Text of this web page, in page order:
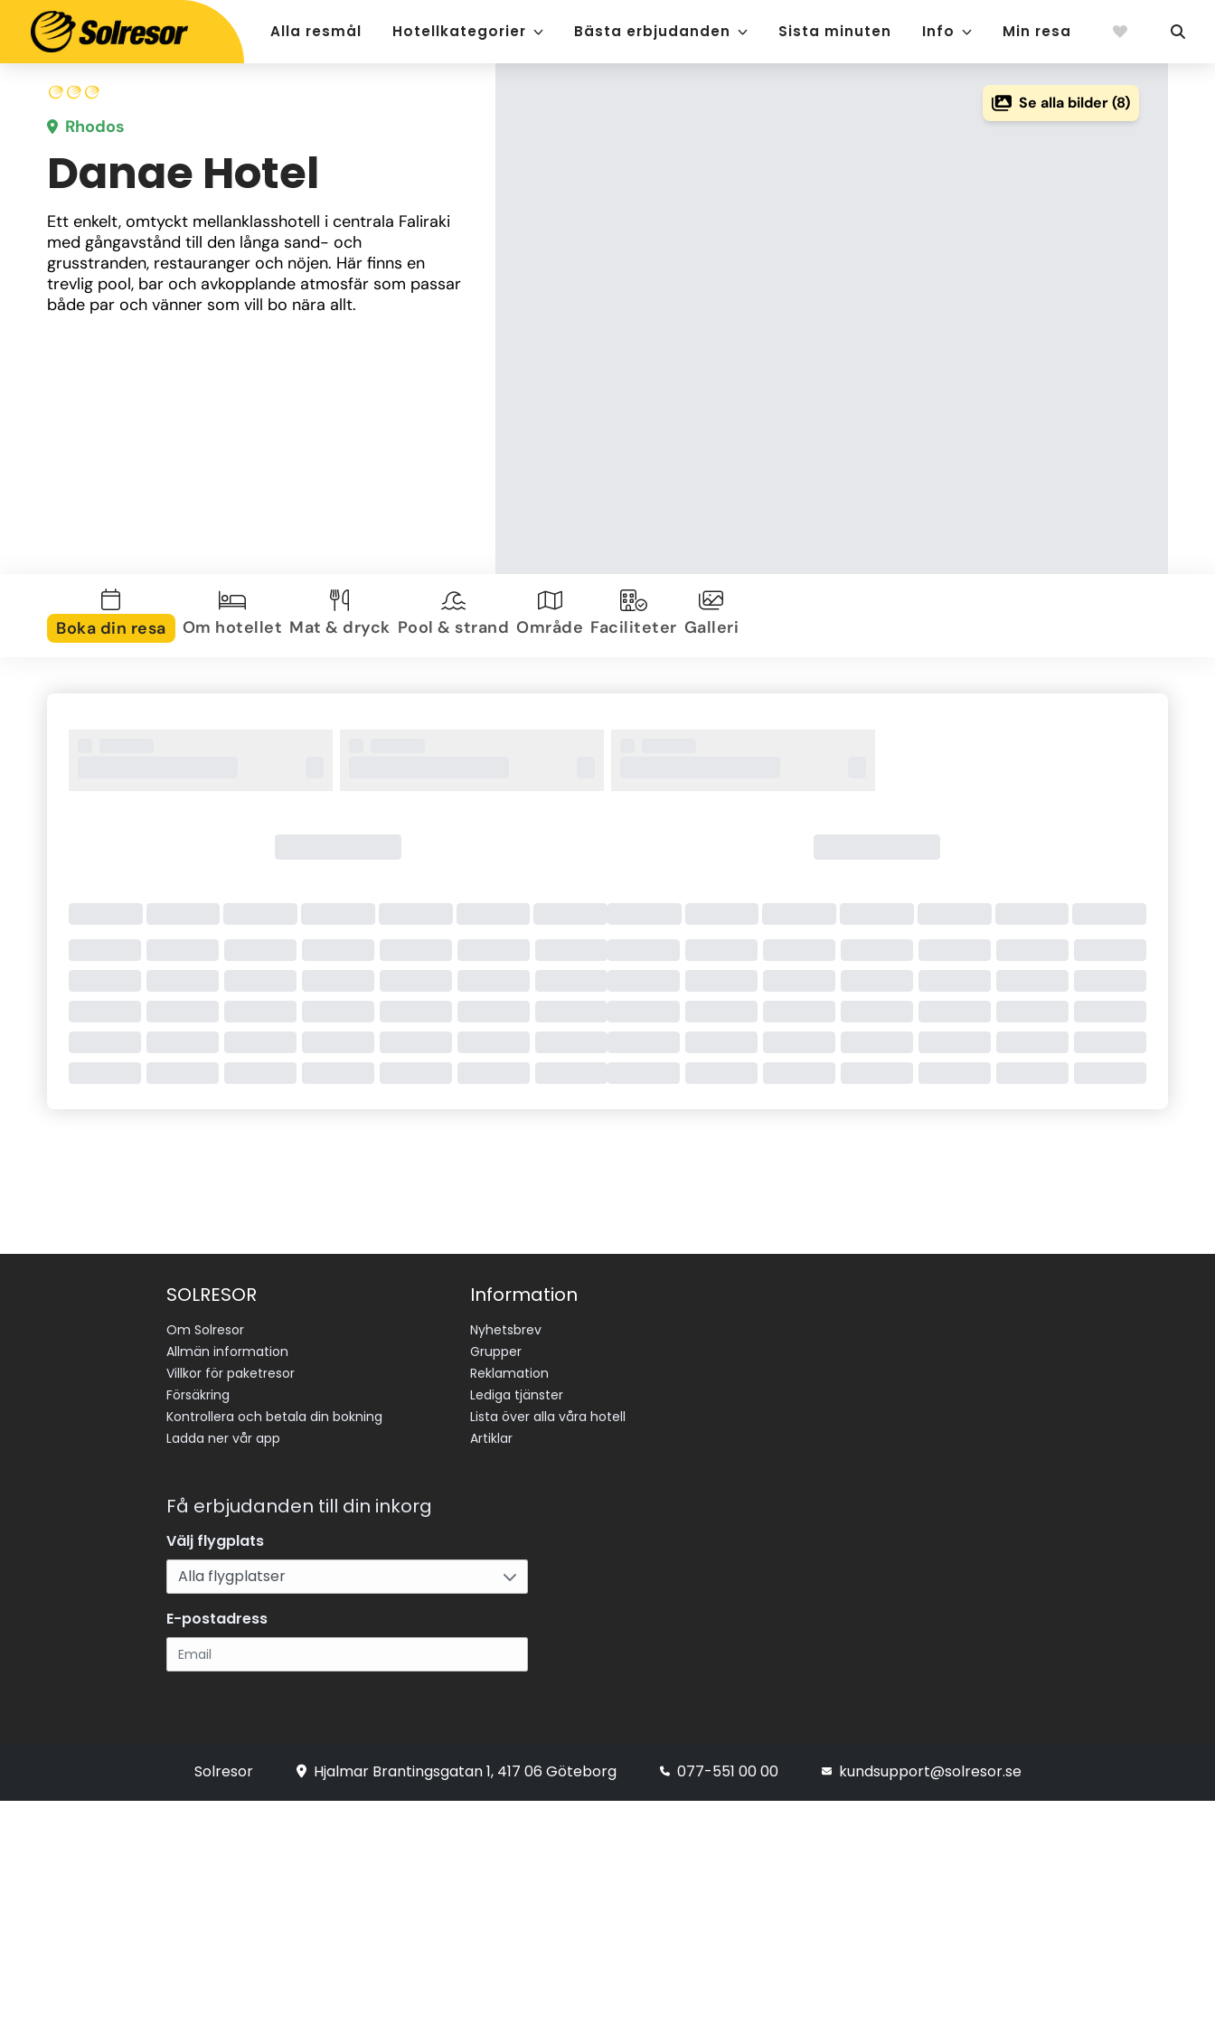
Alla resmål Hotellkategorier Bästa erbjudanden Sista minuten Info Min resa
Rhodos
Danae Hotel
Ett enkelt, omtyckt mellanklasshotell i centrala Faliraki
med gångavstånd till den långa sand- och
grusstranden, restauranger och nöjen. Här finns en
trevlig pool, bar och avkopplande atmosfär som passar
både par och vänner som vill bo nära allt.
Se alla bilder (8)
Boka din resa Om hotellet Mat & dryck Pool & strand Område Faciliteter Galleri
SOLRESOR
Om Solresor
Allmän information
Villkor för paketresor
Försäkring
Kontrollera och betala din bokning
Ladda ner vår app
Information
Nyhetsbrev
Grupper
Reklamation
Lediga tjänster
Lista över alla våra hotell
Artiklar
Få erbjudanden till din inkorg
Välj flygplats
E-postadress
Solresor Hjalmar Brantingsgatan 1, 417 06 Göteborg 077-551 00 00 kundsupport@solresor.se